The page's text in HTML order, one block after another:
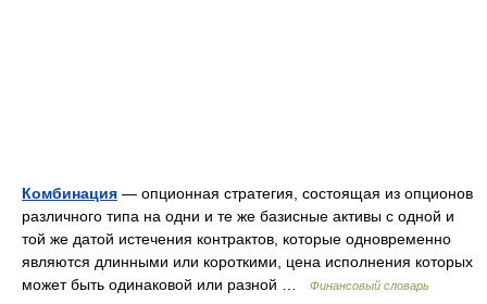
Комбинация — опционная стратегия, состоящая из опционов
различного типа на одни и те же базисные активы с одной и
той же датой истечения контрактов, которые одновременно
являются длинными или короткими, цена исполнения которых
может быть одинаковой или разной …
Финансовый словарь